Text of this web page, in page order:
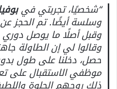
“شخصيًا، تجربتي في
وسلسة أيضًا. تم الحجز
وقبل أصلًا ما يوصل دوري
وقالوا لي إن الطاولة
حصل، دخلنا على طول
موظفي الاستقبال على
ذلك روحهم الحلوة